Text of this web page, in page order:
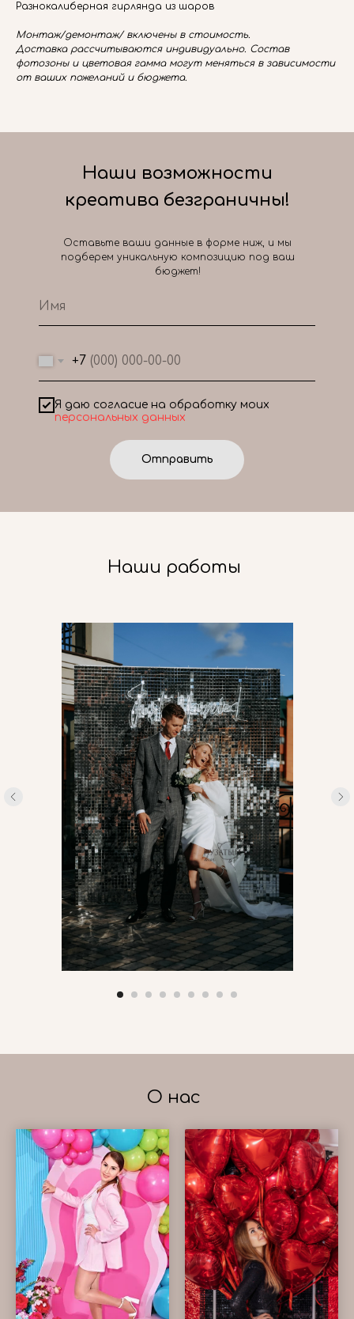
Разнокалиберная гирлянда из шаров
Монтаж/демонтаж/ включены в стоимость.
Доставка рассчитываются индивидуально. Состав
фотозоны и цветовая гамма могут меняться в зависимости
от ваших пожеланий и бюджета.
+7
Я даю согласие на обработку моих
персональных данных
Отправить
Наши возможности
креатива безграничны!
Оставьте ваши данные в форме ниж, и мы
подберем уникальную композицию под ваш
бюджет!
Наши работы
О нас